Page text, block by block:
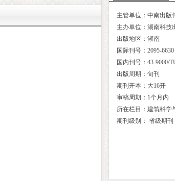
主管单位：中南出版
主办单位：湖南科技
出版地区：湖南
国际刊号：2095-6630
国内刊号：43-9000/
出版周期：旬刊
期刊开本：大16开
审稿周期：1个月内
所在栏目：建筑科学
期刊级别： 省级期刊